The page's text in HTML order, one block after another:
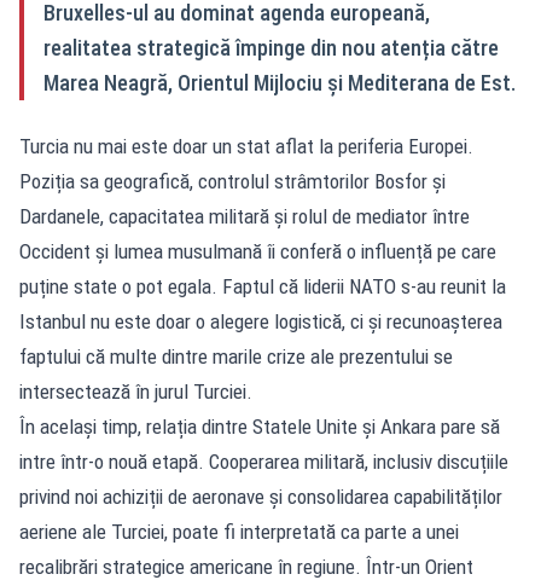
Bruxelles-ul au dominat agenda europeană,
realitatea strategică împinge din nou atenția către
Marea Neagră, Orientul Mijlociu și Mediterana de Est.
Turcia nu mai este doar un stat aflat la periferia Europei.
Poziția sa geografică, controlul strâmtorilor Bosfor și
Dardanele, capacitatea militară și rolul de mediator între
Occident și lumea musulmană îi conferă o influență pe care
puține state o pot egala. Faptul că liderii NATO s-au reunit la
Istanbul nu este doar o alegere logistică, ci și recunoașterea
faptului că multe dintre marile crize ale prezentului se
intersectează în jurul Turciei.
În același timp, relația dintre Statele Unite și Ankara pare să
intre într-o nouă etapă. Cooperarea militară, inclusiv discuțiile
privind noi achiziții de aeronave și consolidarea capabilităților
aeriene ale Turciei, poate fi interpretată ca parte a unei
recalibrări strategice americane în regiune. Într-un Orient